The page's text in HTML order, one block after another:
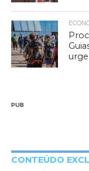
PUB
CONTEÚDO